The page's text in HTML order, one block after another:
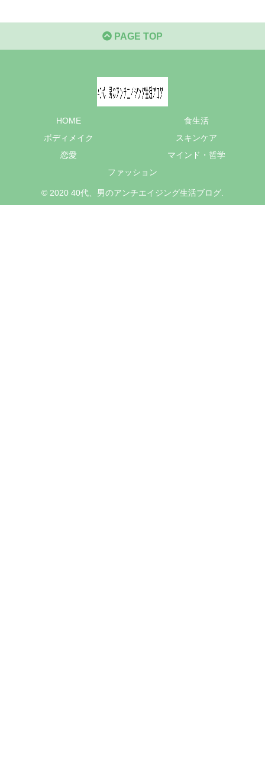
PAGE TOP
HOME
食生活
ボディメイク
スキンケア
恋愛
マインド・哲学
ファッション
© 2020 40代、男のアンチエイジング生活ブログ.